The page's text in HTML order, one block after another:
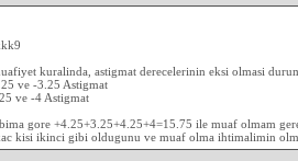
kuralinda, astigmat derecelerinin eksi olmasi
ve -3.25 Astigmat
ve -4 Astigmat
gore +4.25+3.25+4.25+4=15.75 ile muaf olmam
kisi ikinci gibi oldugunu ve muaf olma ihtimalimin